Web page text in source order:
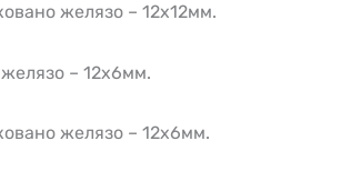
желязо – 12х12мм.
– 12х6мм.
желязо – 12х6мм.